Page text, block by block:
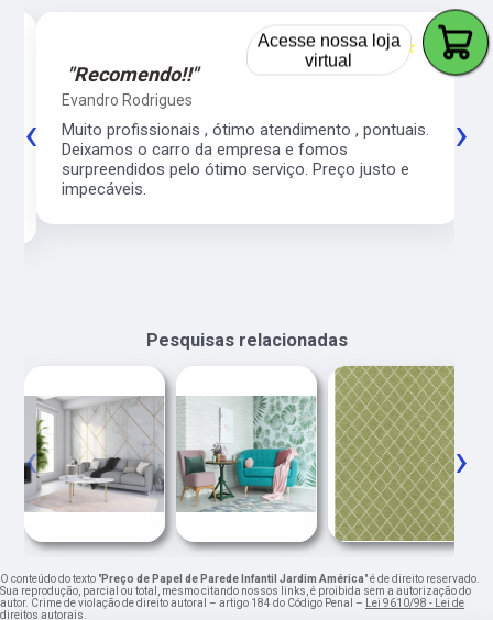
5
☆☆☆☆☆
"Recomendo!!"
Evandro Rodrigues
Muito profissionais , ótimo atendimento , pontuais.
Deixamos o carro da empresa e fomos
surpreendidos pelo ótimo serviço. Preço justo e
impecáveis.
‹ ›
Pesquisas relacionadas
‹ ›
O conteúdo do texto "Preço de Papel de Parede Infantil Jardim América" é de direito reservado.
Sua reprodução, parcial ou total, mesmo citando nossos links, é proibida sem a autorização do
autor. Crime de violação de direito autoral – artigo 184 do Código Penal – Lei 9610/98 - Lei de
direitos autorais.
Acesse nossa loja
virtual